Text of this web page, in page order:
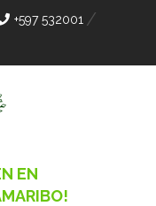
+597 532001
EN